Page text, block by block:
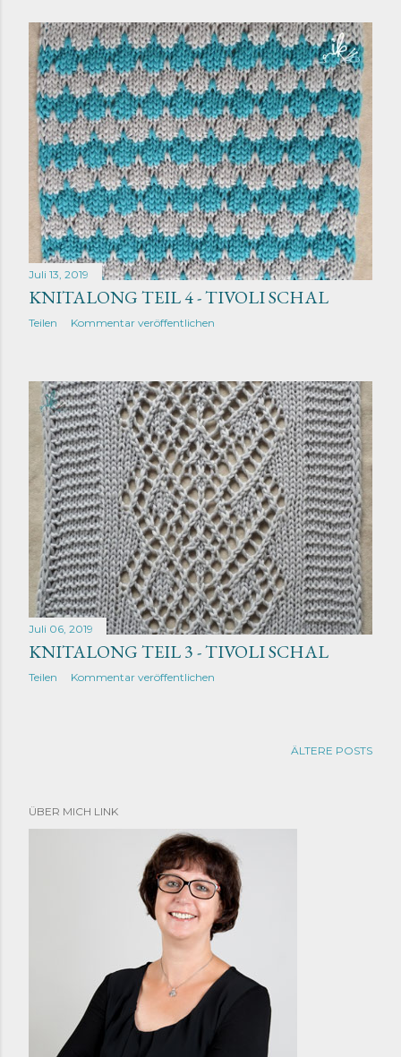
Juli 13, 2019
KNITALONG TEIL 4 - TIVOLI SCHAL
Teilen Kommentar veröffentlichen
Juli 06, 2019
KNITALONG TEIL 3 - TIVOLI SCHAL
Teilen Kommentar veröffentlichen
ÄLTERE POSTS
ÜBER MICH LINK